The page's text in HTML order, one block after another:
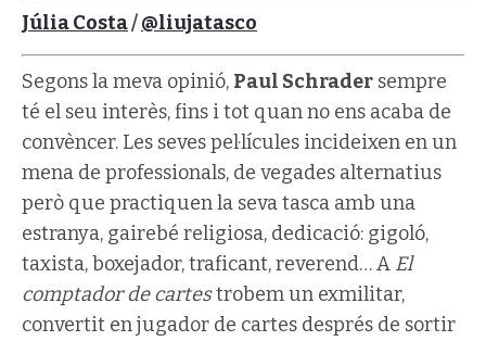
Júlia Costa/@liujatasco
Segons la meva opinió, Paul Schrader sempre
té el seu interès, fins i tot quan no ens acaba de
convèncer. Les seves pel·lícules incideixen en un
mena de professionals, de vegades alternatius
però que practiquen la seva tasca amb una
estranya, gairebé religiosa, dedicació: gigoló,
taxista, boxejador, traficant, reverend… A El
comptador de cartestrobem un exmilitar,
convertit en jugador de cartes després de sortir